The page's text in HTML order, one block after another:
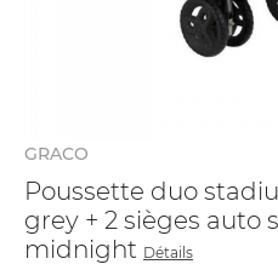
GRACO
Poussette duo
grey + 2 sièges auto
midnight Détails